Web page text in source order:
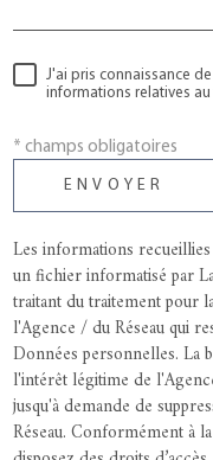
J'ai pris connaissance
informations relatives
* champs obligatoires
ENVOYER
Les informations
un fichier informatisé par
traitant du traitement pour
l'Agence / du Réseau qui
Données personnelles. La
l'intérêt légitime de
jusqu'à demande de
Réseau. Conformément à